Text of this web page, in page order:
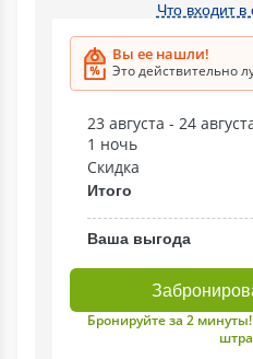
Что входит в
Вы ее нашли!
Это действительно
23 августа - 24
1 ночь
Скидка
Итого
Ваша выгода
Бронируйте за 2